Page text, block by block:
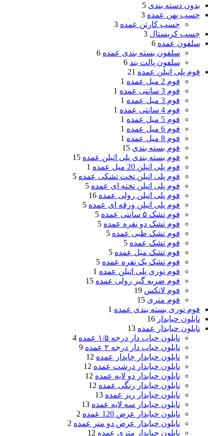
بدون دسته بندی 5
چسب پهن عمده 3
چسب کارتن عمده 3
چسب کریستال 3
سلفون عمده 6
سلفون بسته بندی عمده 6
سلفون پالت بند 6
فوم پلی اتیلن عمده 21
فوم 2 میل عمده
1
فوم 3 سانتی عمده
1
فوم 3 میل عمده
1
فوم 4 سانتی عمده
1
فوم 5 میل عمده
1
فوم 6 میل عمده
1
فوم 8 میل عمده
1
فوم بسته بندی 15
فوم بسته بندی پلی اتیلن عمده 15
فوم پلی اتیلن 20 میل عمده
1
فوم پلی اتیلن تخت تشکی عمده 5
فوم پلی اتیلن تخته ای عمده 5
فوم پلی اتیلن رولی عمده 16
فوم پلی اتیلن ورقه ای عمده 5
فوم تشک ۵ سانتی عمده
5
فوم تشک دو نفره عمده 5
فوم تشک طبی عمده 5
فوم تشک عمده 5
فوم تشک مبل عمده 5
فوم تشک یک نفره عمده 5
فوم توری پلی اتیلن عمده 1
فوم ضربه گیر رولی عمده 15
فوم لاتکس 19
فوم متری 15
فوم توری بسته بندی عمده 1
نایلون حبابدار 16
نایلون حبابدار عمده 13
نایلون حباب دار درجه ۱/۵ عمده
4
نایلون حباب دار درجه ۲ عمده
9
نایلون حبابدار چاپدار عمده 12
نایلون حبابدار درشت عمده 12
نایلون حبابدار دو لایه عمده 12
نایلون حبابدار رنگی عمده 12
نایلون حبابدار ریز عمده 13
نایلون حبابدار سه لایه عمده 13
نایلون حبابدار عرض 120 عمده
2
نایلون حبابدار عرض دو متر عمده 2
نایلون حبابدار متری عمده 12